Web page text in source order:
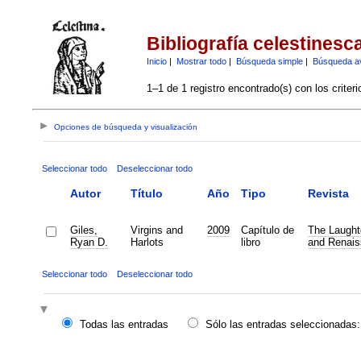
Bibliografía
Inicio| Mostrar todo| Búsqueda simple| Búsqueda
1–1 de 1 registro encontrado(s) con los
Opciones de búsqueda y visualización
Seleccionar todo Deseleccionar todo
Autor Título Año Tipo Revista
Giles,
Ryan D.
Virgins and
Harlots
2009
Capítulo de
libro
The
and
Seleccionar todo Deseleccionar todo
Todas las entradas
Sólo las entradas seleccionadas: